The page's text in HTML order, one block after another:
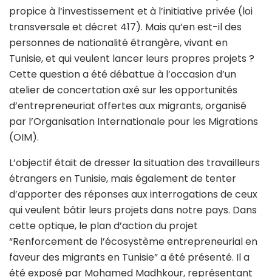
propice à l’investissement et à l’initiative privée (loi
transversale et décret 417). Mais qu’en est-il des
personnes de nationalité étrangère, vivant en
Tunisie, et qui veulent lancer leurs propres projets ?
Cette question a été débattue à l’occasion d’un
atelier de concertation axé sur les opportunités
d’entrepreneuriat offertes aux migrants, organisé
par l’Organisation Internationale pour les Migrations
(OIM).
L’objectif était de dresser la situation des travailleurs
étrangers en Tunisie, mais également de tenter
d’apporter des réponses aux interrogations de ceux
qui veulent bâtir leurs projets dans notre pays. Dans
cette optique, le plan d’action du projet
“Renforcement de l’écosystème entrepreneurial en
faveur des migrants en Tunisie” a été présenté. Il a
été exposé par Mohamed Madhkour, représentant